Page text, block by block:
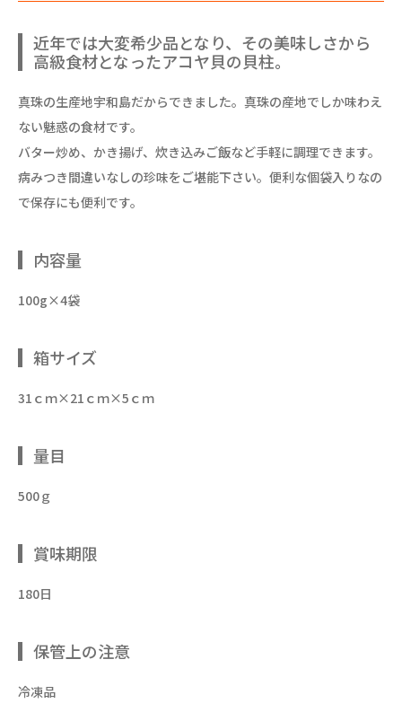
近年では大変希少品となり、その美味しさから
高級食材となったアコヤ貝の貝柱。
真珠の生産地宇和島だからできました。真珠の産地でしか味わえ
ない魅惑の食材です。
バター炒め、かき揚げ、炊き込みご飯など手軽に調理できます。
病みつき間違いなしの珍味をご堪能下さい。便利な個袋入りなの
で保存にも便利です。
内容量
100g×4袋
箱サイズ
31ｃｍ×21ｃｍ×5ｃｍ
量目
500ｇ
賞味期限
180日
保管上の注意
冷凍品